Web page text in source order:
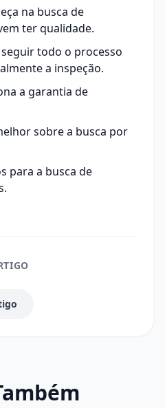
na busca de
ter qualidade.
todo o processo
a inspeção.
a garantia de
sobre a busca por
para a busca de
.